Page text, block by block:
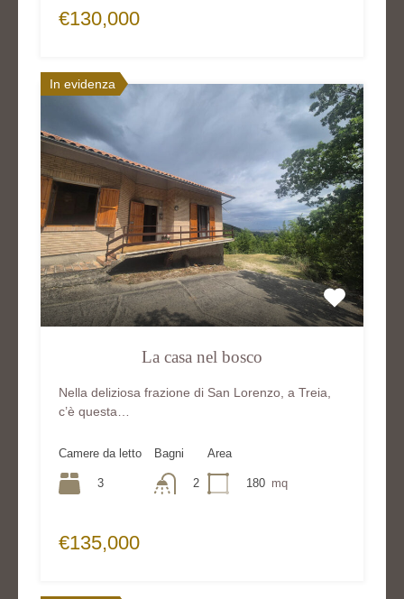
€130,000
In evidenza
La casa nel bosco
Nella deliziosa frazione di San Lorenzo, a Treia,
c’è questa…
Camere da letto
3
Bagni
2
Area
180 mq
€135,000